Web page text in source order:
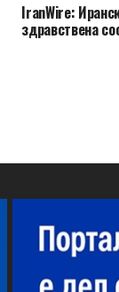
IranWire:
здравствена